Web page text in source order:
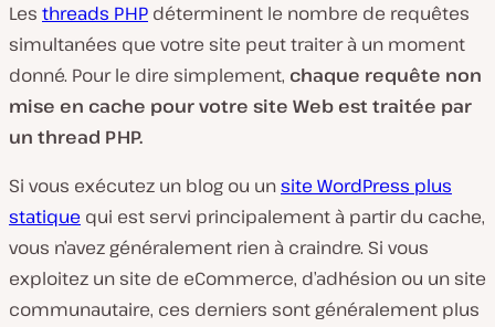
Les threads PHP déterminent le nombre de requêtes
simultanées que votre site peut traiter à un moment
donné. Pour le dire simplement, chaque requête non
mise en cache pour votre site Web est traitée par
un thread PHP.
Si vous exécutez un blog ou unsite WordPress plus
statique qui est servi principalement à partir du cache,
vous n’avez généralement rien à craindre. Si vous
exploitez un site de eCommerce, d’adhésion ou un site
communautaire, ces derniers sont généralement plus